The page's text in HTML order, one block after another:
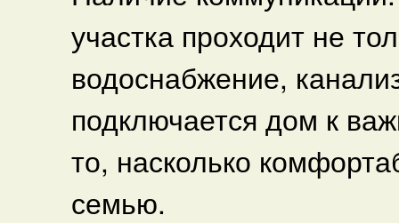
участка проходит не
водоснабжение,
подключается дом к
то, насколько
семью.